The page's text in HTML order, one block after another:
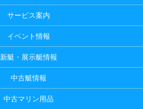
サービス案内
イベント情報
新艇・展示艇情報
中古艇情報
中古マリン用品